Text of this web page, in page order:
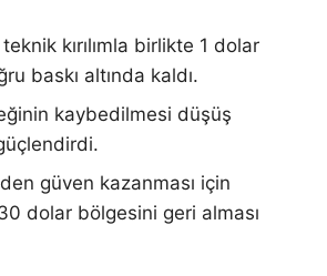
kırılımla birlikte 1 dolar
baskı altında kaldı.
kaybedilmesi düşüş
güven kazanması için
dolar bölgesini geri alması